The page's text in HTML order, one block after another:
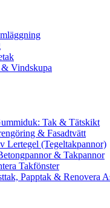
Vindskupa
Tak & Tätskikt
& Fasadtvätt
Lertegel (Tegeltakpannor)
& Takpannor
Takfönster
Papptak & Renovera